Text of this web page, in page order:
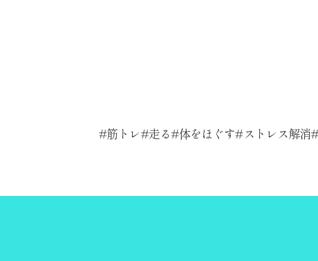
筋トレ 走る 体をほぐす ストレス解消